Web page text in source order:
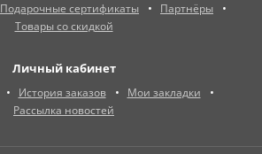
Подарочные сертификаты
Партнёры
Товары со скидкой
Личный кабинет
История заказов
Мои закладки
Рассылка новостей